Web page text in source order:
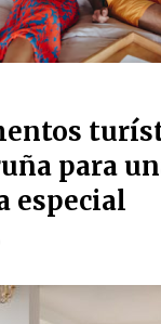
para
especial